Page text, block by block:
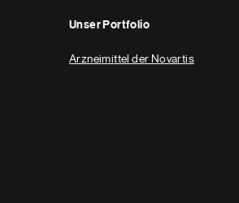
Unser Portfolio
Arzneimittel der Novartis